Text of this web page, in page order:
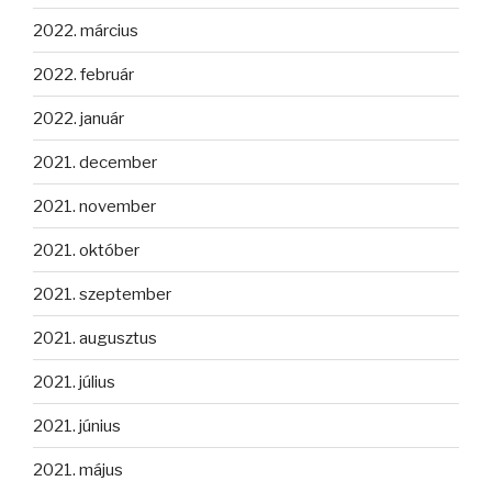
2022. március
2022. február
2022. január
2021. december
2021. november
2021. október
2021. szeptember
2021. augusztus
2021. július
2021. június
2021. május